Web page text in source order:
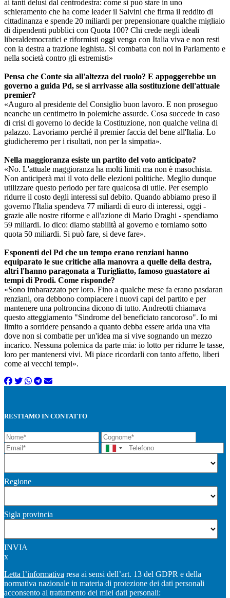
ai tanti delusi dal centrodestra: come si può stare in uno
schieramento che ha come leader il Salvini che firma il reddito di
cittadinanza e spende 20 miliardi per prepensionare qualche migliaio
di dipendenti pubblici con Quota 100? Chi crede negli ideali
liberaldemocratici e riformisti oggi venga con Italia viva e non resti
con la destra a trazione leghista. Si combatta con noi in Parlamento e
nella società contro gli estremisti»
Pensa che Conte sia all'altezza del ruolo? E appoggerebbe un
governo a guida Pd, se si arrivasse alla sostituzione dell'attuale
premier?
«Auguro al presidente del Consiglio buon lavoro. E non proseguo
neanche un centimetro in polemiche assurde. Cosa succede in caso
di crisi di governo lo decide la Costituzione, non qualche velina di
palazzo. Lavoriamo perché il premier faccia del bene all'Italia. Lo
giudicheremo per i risultati, non per la simpatia».
Nella maggioranza esiste un partito del voto anticipato?
«No. L'attuale maggioranza ha molti limiti ma non è masochista.
Non anticiperà mai il voto delle elezioni politiche. Meglio dunque
utilizzare questo periodo per fare qualcosa di utile. Per esempio
ridurre il costo degli interessi sul debito. Quando abbiamo preso il
governo l'Italia spendeva 77 miliardi di euro di interessi, oggi -
grazie alle nostre riforme e all'azione di Mario Draghi - spendiamo
59 miliardi. Io dico: diamo stabilità al governo e torniamo sotto
quota 50 miliardi. Si può fare, si deve fare».
Esponenti del Pd che un tempo erano renziani hanno
equiparato le sue critiche alla manovra a quelle della destra,
altri l'hanno paragonata a Turigliatto, famoso guastatore ai
tempi di Prodi. Come risponde?
«Sono imbarazzato per loro. Fino a qualche mese fa erano pasdaran
renziani, ora debbono compiacere i nuovi capi del partito e per
mantenere una poltroncina dicono di tutto. Andreotti chiamava
questo atteggiamento "Sindrome del beneficiato rancoroso". Io mi
limito a sorridere pensando a quanto debba essere arida una vita
dove non si combatte per un'idea ma si vive sognando un mezzo
incarico. Nessuna polemica da parte mia: io lotto per ridurre le tasse,
loro per mantenersi vivi. Mi piace ricordarli con tanto affetto, liberi
come ai vecchi tempi».
RESTIAMO IN CONTATTO
Regione
Sigla provincia
INVIA
x
Letta l’informativa resa ai sensi dell’art. 13 del GDPR e della
normativa nazionale in materia di protezione dei dati personali
acconsento al trattamento dei miei dati personali: